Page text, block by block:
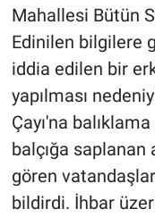
Mahallesi Bütün
Edinilen bilgilere
iddia edilen bir
yapılması
Çayı'na
balçığa saplanan
gören
bildirdi. İhbar